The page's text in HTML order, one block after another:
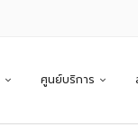
ศูนย์บริการ